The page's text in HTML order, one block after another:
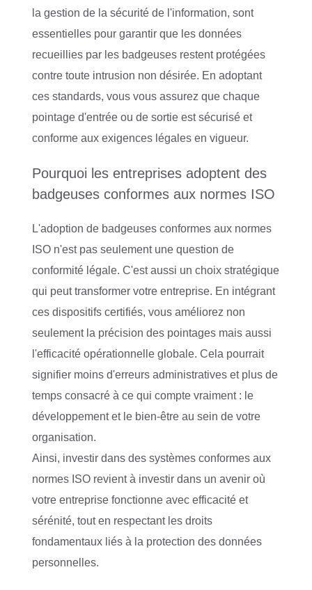
la gestion de la sécurité de l'information, sont
essentielles pour garantir que les données
recueillies par les badgeuses restent protégées
contre toute intrusion non désirée. En adoptant
ces standards, vous vous assurez que chaque
pointage d'entrée ou de sortie est sécurisé et
conforme aux exigences légales en vigueur.
Pourquoi les entreprises adoptent des
badgeuses conformes aux normes ISO
L'adoption de badgeuses conformes aux normes
ISO n'est pas seulement une question de
conformité légale. C'est aussi un choix stratégique
qui peut transformer votre entreprise. En intégrant
ces dispositifs certifiés, vous améliorez non
seulement la précision des pointages mais aussi
l'efficacité opérationnelle globale. Cela pourrait
signifier moins d'erreurs administratives et plus de
temps consacré à ce qui compte vraiment : le
développement et le bien-être au sein de votre
organisation.
Ainsi, investir dans des systèmes conformes aux
normes ISO revient à investir dans un avenir où
votre entreprise fonctionne avec efficacité et
sérénité, tout en respectant les droits
fondamentaux liés à la protection des données
personnelles.